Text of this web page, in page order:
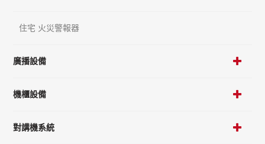
住宅 火災警報器
廣播設備
機櫃設備
對講機系統